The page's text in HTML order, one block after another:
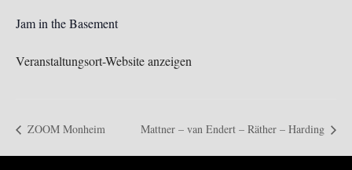
Jam in the Basement
Veranstaltungsort-Website anzeigen
ZOOM Monheim Mattner – van Endert – Räther – Harding